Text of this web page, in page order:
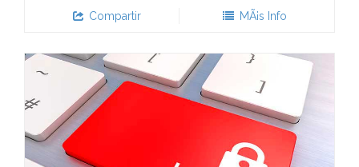
Compartir MÃ¡s Info